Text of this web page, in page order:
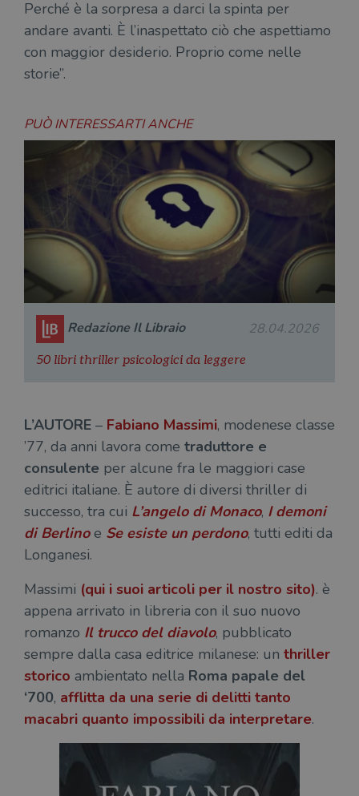
Perché è la sorpresa a darci la spinta per
andare avanti. È l’inaspettato ciò che aspettiamo
con maggior desiderio. Proprio come nelle
storie”.
PUÒ INTERESSARTI ANCHE
Redazione Il Libraio 28.04.2026
50 libri thriller psicologici da leggere
L’AUTORE – Fabiano Massimi, modenese classe
’77, da anni lavora come traduttore e
consulente per alcune fra le maggiori case
editrici italiane. È autore di diversi thriller di
successo, tra cui L’angelo di Monaco, I demoni
di Berlinoe Se esiste un perdono, tutti editi da
Longanesi.
Massimi (qui i suoi articoli per il nostro sito). è
appena arrivato in libreria con il suo nuovo
romanzo Il trucco del diavolo, pubblicato
sempre dalla casa editrice milanese: un thriller
storico ambientato nella Roma papale del
‘700, afflitta da una serie di delitti tanto
macabri quanto impossibili da interpretare.